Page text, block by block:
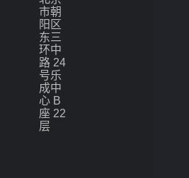
市朝
阳区
东三
环中
路 24
号乐
成中
心 B
座 22
层